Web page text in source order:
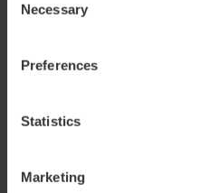
Selection
Necessary
Preferences
Statistics
Marketing
Casa Carmela